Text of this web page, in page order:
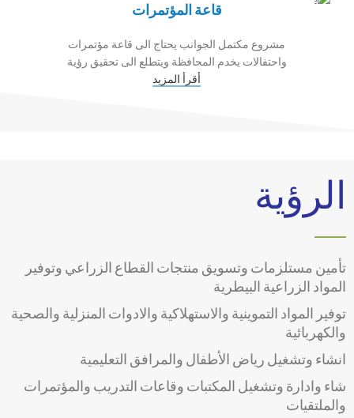
قاعة المؤتمرات
مشروع مكتمل الجوانب يحتاج الى قاعة مؤتمرات
واحتفالات يخدم المحافظة ويتطلع الى تحقيق رؤية
أقرأ المزيد
الرؤية
تأمين مستلزمات وتسويق منتجات القطاع الزراعي وتوفير
المواد الزراعية البيطرية
توفير المواد التموينية والاستهلاكية والادوات المنزلية والصحية
والكهربائية
انشاء وتشغيل رياض الأطفال والمرافق التعليمية
شاء وادارة وتشغيل المكتبات وقاعات التدريب والمؤتمرات
والملتقيات